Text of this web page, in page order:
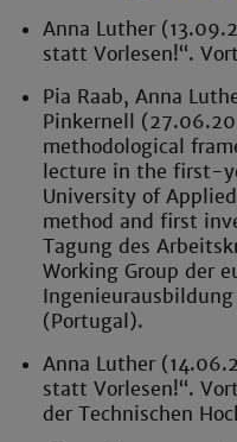
Anna Luther
statt Vorlesen!“.
Pia Raab, Anna
Pinkernell
methodological
lecture in the first-
University of
method and first
Tagung des
Working Group der
Ingenieurausbildung
(Portugal).
Anna Luther
statt Vorlesen!“.
der Technischen